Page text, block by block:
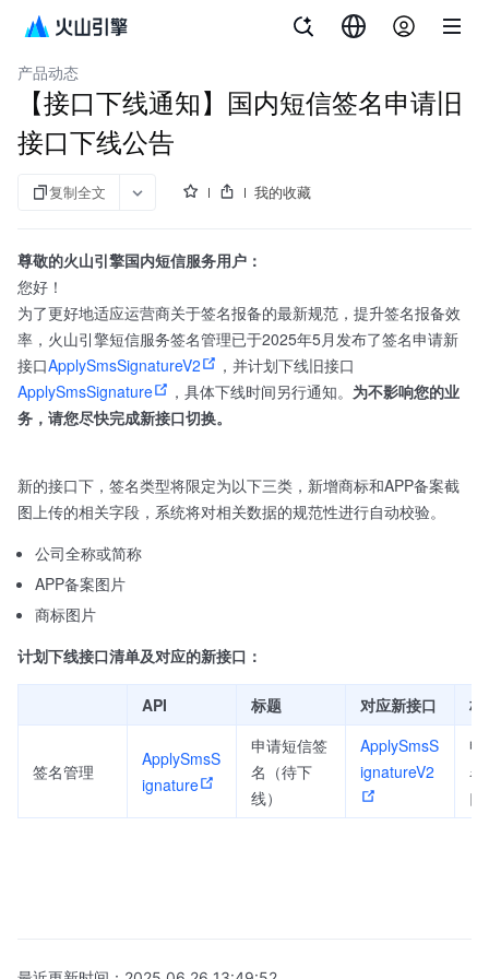
短信服务
产品动态
【接口下线通知】国内短信签名申请旧
接口下线公告
复制全文 我的收藏
尊敬的火山引擎国内短信服务用户：
您好！
为了更好地适应运营商关于签名报备的最新规范，提升签名报备效
率，火山引擎短信服务签名管理已于2025年5月发布了签名申请新
接口ApplySmsSignatureV2
，并计划下线旧接口
ApplySmsSignature
，具体下线时间另行通知。 为不影响您的业
务，请您尽快完成新接口切换。
新的接口下，签名类型将限定为以下三类，新增商标和APP备案截
图上传的相关字段，系统将对相关数据的规范性进行自动校验。
公司全称或简称
APP备案图片
商标图片
计划下线接口清单及对应的新接口：
API 标题 对应新接口 标
签名管理
ApplySmsS
ignature
申请短信签
名（待下
线）
ApplySmsS
ignatureV2
申
名
口